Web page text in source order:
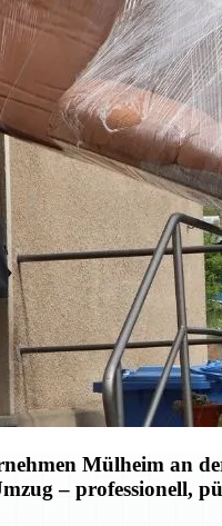
Mülheim an
– professionell,